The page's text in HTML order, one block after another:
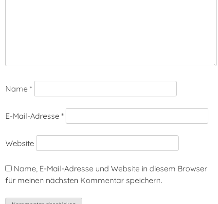
Name*
E-Mail-Adresse*
Website
Name, E-Mail-Adresse und Website in diesem Browser
für meinen nächsten Kommentar speichern.